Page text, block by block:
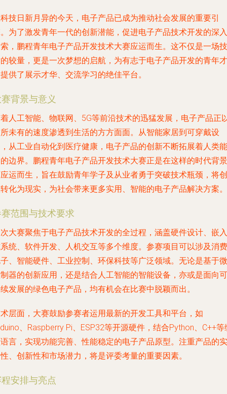
技日新月异的今天，电子产品已成为推动社会发展的重要引
为了激发青年一代的创新潜能，促进电子产品技术开发的深入
，鹏程青年电子产品开发技术大赛应运而生。这不仅是一场技
较量，更是一次梦想的启航，为有志于电子产品开发的青年才
供了展示才华、交流学习的绝佳平台。
背景与意义
人工智能、物联网、5G等前沿技术的迅猛发展，电子产品正
未有的速度渗透到生活的方方面面。从智能家居到可穿戴设
从工业自动化到医疗健康，电子产品的创新不断拓展着人类能
边界。鹏程青年电子产品开发技术大赛正是在这样的时代背景
运而生，旨在鼓励青年学子及从业者勇于突破技术瓶颈，将创
化为现实，为社会带来更多实用、智能的电子产品解决方案。
范围与技术要求
大赛聚焦于电子产品技术开发的全过程，涵盖硬件设计、嵌入
统、软件开发、人机交互等多个维度。参赛项目可以涉及消费
、智能硬件、工业控制、环保科技等广泛领域。无论是基于微
器的创新应用，还是结合人工智能的智能设备，亦或是面向可
发展的绿色电子产品，均有机会在比赛中脱颖而出。
层面，大赛鼓励参赛者运用最新的开发工具和平台，如
、Raspberry Pi、ESP32等开源硬件，结合Python、C++等
言，实现功能完善、性能稳定的电子产品原型。注重产品的实
、创新性和市场潜力，将是评委考量的重要因素。
安排与亮点